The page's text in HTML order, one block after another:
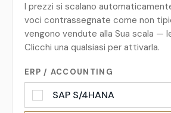
I prezzi si scalano
voci contrassegnate come non
vengono vendute alla Sua scala —
Clicchi una qualsiasi per attivarla.
ERP / ACCOUNTING
SAP S/4HANA